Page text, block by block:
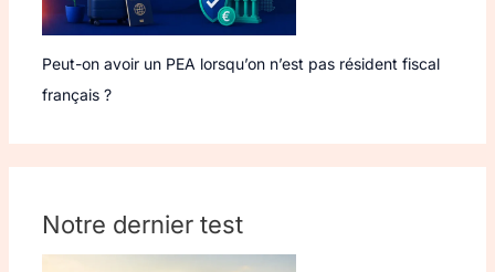
Peut-on avoir un PEA lorsqu’on n’est pas résident fiscal
français ?
Notre dernier test